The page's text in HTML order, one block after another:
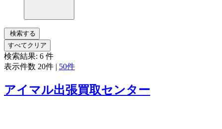
検索する
すべてクリア
検索結果: 6 件
表示件数 20件 | 50件
アイマル出張買取センター